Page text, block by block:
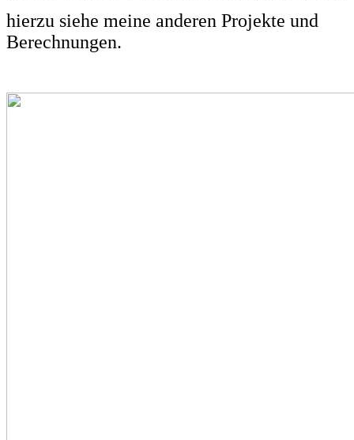
hierzu siehe meine anderen Projekte und
Berechnungen.